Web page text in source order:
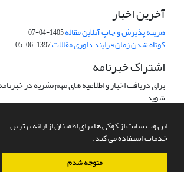
این وب سایت از کوکی ها برای اطمینان از ارائه بهترین
خدمات استفاده می کند.
متوجه شدم
آخرین اخبار
هزینه پذیرش و چاپ آنلاین مقاله1405-04-07
کوتاه شدن زمان فرایند داوری مقالات1397-06-05
اشتراک خبرنامه
برای دریافت اخبار و اطلاعیه های مهم نشریه در
شوید.